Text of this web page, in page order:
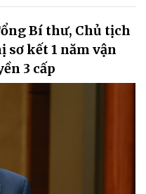
Bí thư, Chủ tịch
sơ kết 1 năm vận
3 cấp